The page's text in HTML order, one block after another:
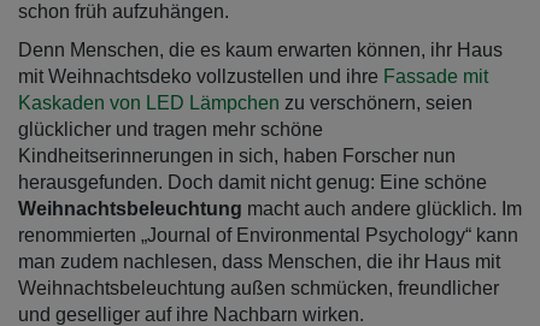
schon früh aufzuhängen.
Denn Menschen, die es kaum erwarten können, ihr Haus
mit Weihnachtsdeko vollzustellen und ihre Fassade mit
Kaskaden von LED Lämpchen zu verschönern, seien
glücklicher und tragen mehr schöne
Kindheitserinnerungen in sich, haben Forscher nun
herausgefunden. Doch damit nicht genug: Eine schöne
Weihnachtsbeleuchtung macht auch andere glücklich. Im
renommierten „Journal of Environmental Psychology“ kann
man zudem nachlesen, dass Menschen, die ihr Haus mit
Weihnachtsbeleuchtung außen schmücken, freundlicher
und geselliger auf ihre Nachbarn wirken.